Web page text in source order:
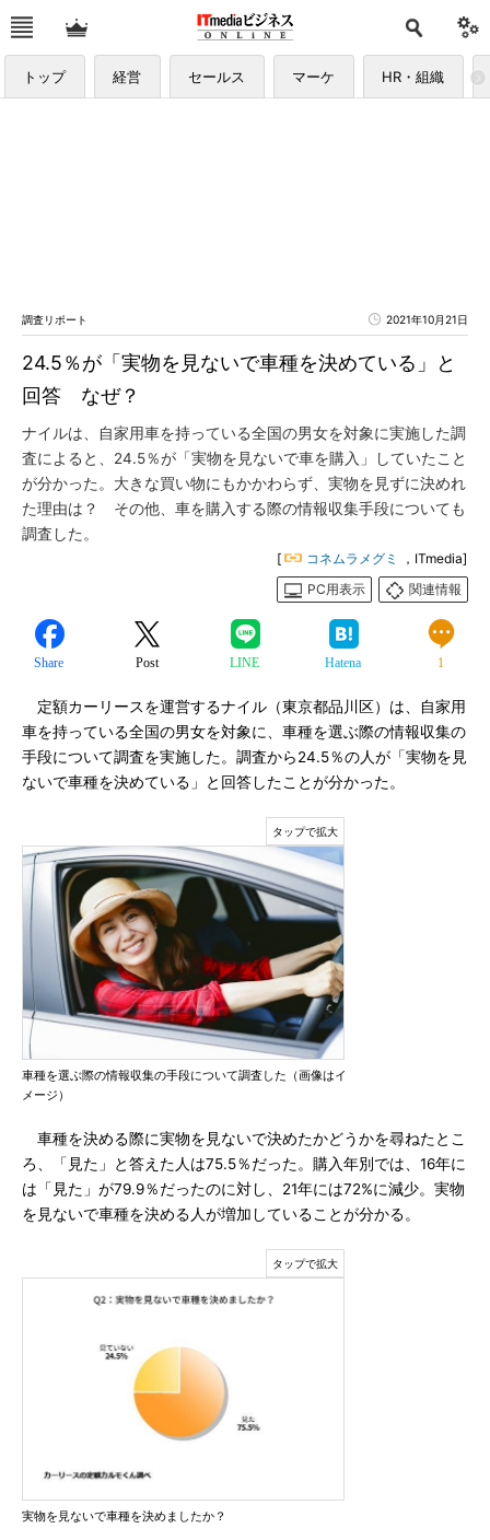
トップ 経営 セールス マーケ HR・組織
調査リポート 2021年10月21日
24.5％が「実物を見ないで車種を決めている」と
回答 なぜ？
ナイルは、自家用車を持っている全国の男女を対象に実施した調
査によると、24.5％が「実物を見ないで車を購入」していたこと
が分かった。大きな買い物にもかかわらず、実物を見ずに決めれ
た理由は？ その他、車を購入する際の情報収集手段についても
調査した。
[ コネムラメグミ
，ITmedia]
PC用表示
関連情報
Share Post LINE Hatena 1
定額カーリースを運営するナイル（東京都品川区）は、自家用
車を持っている全国の男女を対象に、車種を選ぶ際の情報収集の
手段について調査を実施した。調査から24.5％の人が「実物を見
ないで車種を決めている」と回答したことが分かった。
車種を選ぶ際の情報収集の手段について調査した（画像はイ
メージ）
車種を決める際に実物を見ないで決めたかどうかを尋ねたとこ
ろ、「見た」と答えた人は75.5％だった。購入年別では、16年に
は「見た」が79.9％だったのに対し、21年には72%に減少。実物
を見ないで車種を決める人が増加していることが分かる。
実物を見ないで車種を決めましたか？